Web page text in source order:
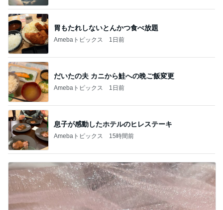
胃もたれしないとんかつ食べ放題
Amebaトピックス 1日前
だいたの夫 カニから鮭への晩ご飯変更
Amebaトピックス 1日前
息子が感動したホテルのヒレステーキ
Amebaトピックス 15時間前